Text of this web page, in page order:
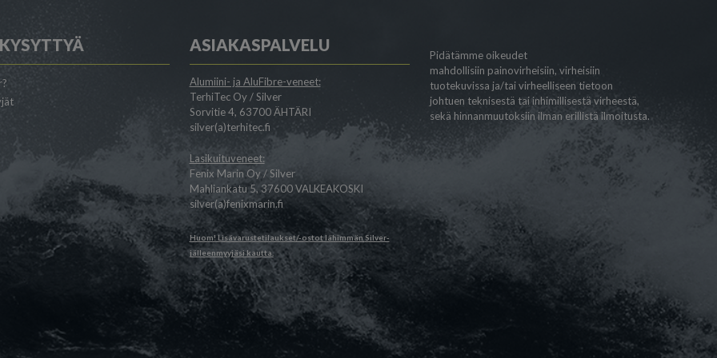
ASIAKASPALVELU
Alumiini- ja AluFibre-veneet:
TerhiTec Oy / Silver
Sorvitie 4, 63700 ÄHTÄRI
silver(a)terhitec.fi
Lasikuituveneet:
Fenix Marin Oy / Silver
Mahliankatu 5, 37600 VALKEAKOSKI
silver(a)fenixmarin.fi
Huom! Lisävarustetilaukset/-ostot lähimmänSilver-
jälleenmyyjäsikautta.
Pidätämme oikeudet
mahdollisiin painovirheisiin, virheisiin
tuotekuvissa ja/tai virheelliseen tietoon
johtuen teknisestä tai inhimillisestä virheestä,
sekä hinnanmuutoksiin ilman erillistä ilmoitusta.